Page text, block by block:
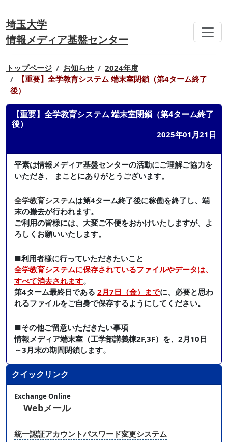
埼玉大学
情報メディア基盤センター
トップページ お知らせ
2024年度
【重要】全学教育システム 端末室閉鎖（第4ターム終了
後）
【重要】全学教育システム 端末室閉鎖（第4ターム終了
後）
2025年01月21日
平素は情報メディア基盤センターの活動にご理解ご協力を
いただき、 まことにありがとうございます。
全学教育システムは第4ターム終了後に稼働を終了し、端
末の撤去が行われます。
ご利用の皆様には、大変ご不便をおかけいたしますが、よ
ろしくお願いいたします。
■利用者様に行っていただきたいこと
全学教育システムに保存されているファイルやデータは、
すべて消去されます。
第4ターム最終日である 2月7日（金）までに、必要と思わ
れるファイルをご自身で保存するようにしてください。
■その他ご留意いただきたい事項
情報メディア端末室（工学部講義棟2F,3F）を、2月10日
～3月末の期間閉鎖します。
クイックリンク
Exchange Online
Webメール
統一認証アカウントパスワード変更システム